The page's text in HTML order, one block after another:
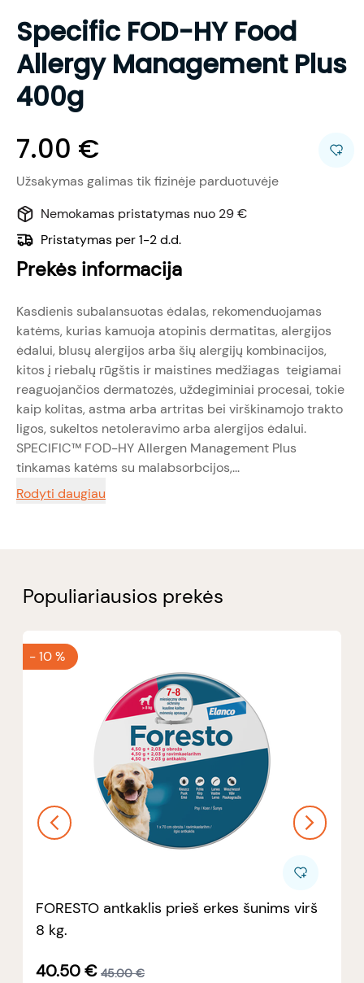
Specific FOD-HY Food
Allergy Management Plus
400g
7.00 €
Užsakymas galimas tik fizinėje parduotuvėje
Nemokamas pristatymas nuo 29 €
Pristatymas per 1-2 d.d.
Prekės informacija
Kasdienis subalansuotas ėdalas, rekomenduojamas
katėms, kurias kamuoja atopinis dermatitas, alergijos
ėdalui, blusų alergijos arba šių alergijų kombinacijos,
kitos į riebalų rūgštis ir maistines medžiagas teigiamai
reaguojančios dermatozės, uždegiminiai procesai, tokie
kaip kolitas, astma arba artritas bei virškinamojo trakto
ligos, sukeltos netoleravimo arba alergijos ėdalui.
SPECIFIC™ FOD-HY Allergen Management Plus
tinkamas katėms su malabsorbcijos,...
Rodyti daugiau
Populiariausios prekės
-10 %
FORESTO antkaklis prieš erkes šunims virš
8 kg.
40.50€ 45.00 €